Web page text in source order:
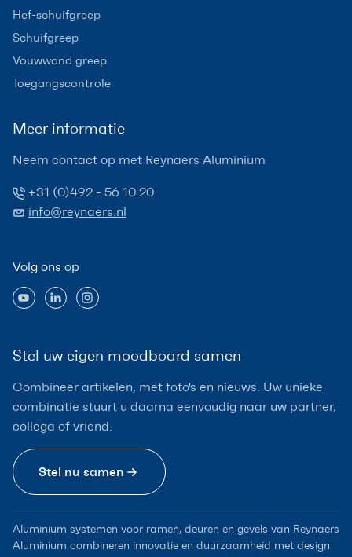
Hef-schuifgreep
Schuifgreep
Vouwwand greep
Toegangscontrole
Meer informatie
Neem contact op met Reynaers Aluminium
+31 (0)492 - 56 10 20
info@reynaers.nl
Volg ons op
Stel uw eigen moodboard samen
Combineer artikelen, met foto's en nieuws. Uw unieke
combinatie stuurt u daarna eenvoudig naar uw partner,
collega of vriend.
Stel nu samen
Aluminium systemen voor ramen, deuren en gevels van Reynaers
Aluminium combineren innovatie en duurzaamheid met design